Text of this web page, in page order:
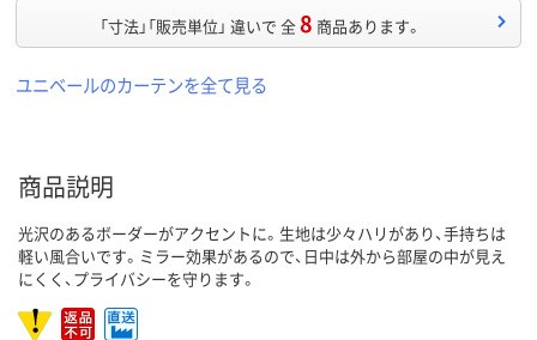
「寸法」「販売単位」 違いで 全8 商品あります。
ユニベールのカーテンを全て見る
商品説明
光沢のあるボーダーがアクセントに。生地は少々ハリがあり、手持ちは
軽い風合いです。ミラー効果があるので、日中は外から部屋の中が見え
にくく、プライバシーを守ります。